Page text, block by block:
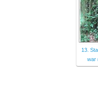
13.
war